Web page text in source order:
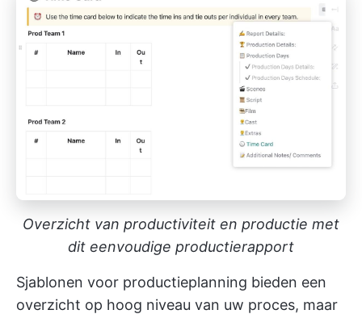
Overzicht van productiviteit en productie met
dit eenvoudige productierapport
Sjablonen voor productieplanning bieden een
overzicht op hoog niveau van uw proces, maar